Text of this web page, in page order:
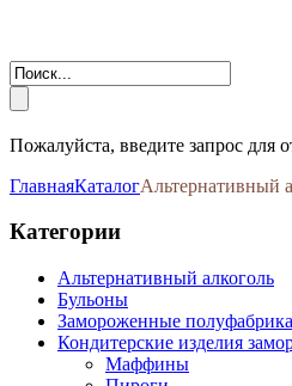
Пожалуйста, введите запрос для
ГлавнаяКаталогАльтернативный
Категории
Альтернативный алкоголь
Бульоны
Замороженные
Кондитерские изделия
Маффины